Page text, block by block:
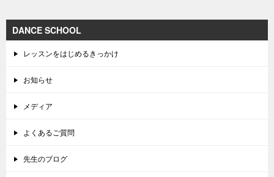
DANCE SCHOOL
レッスンをはじめるきっかけ
お知らせ
メディア
よくあるご質問
先生のブログ